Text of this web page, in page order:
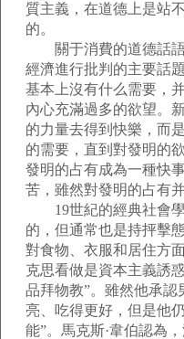
質主義，在道德上是站
的。
關于消費的道德話語
經濟進行批判的主要話
基本上沒有什么需要，
內心充滿過多的欲望。
的力量去得到快樂，而
的需要，直到對發明的
發明的占有成為一種快
苦，雖然對發明的占有
19世紀的經典社會學
的，但通常也是持抨擊
對食物、衣服和居住方
克思看做是資本主義誘
品拜物教”。雖然他承
亮、吃得更好，但是他
能”。馬克斯·韋伯認為